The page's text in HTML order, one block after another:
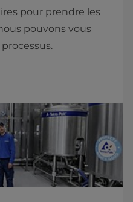
pour prendre les
pouvons vous